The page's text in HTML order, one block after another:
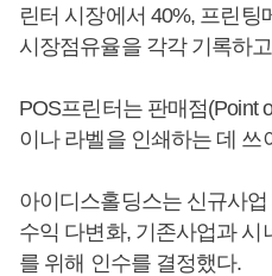
린터 시장에서 40%, 프린팅
시장점유율을 각각 기록하
POS프린터는 판매점(Point
이나 라벨을 인쇄하는 데
아이디스홀딩스는 신규사
수익 다변화, 기존사업과 시
를 위해 인수를 결정했다.